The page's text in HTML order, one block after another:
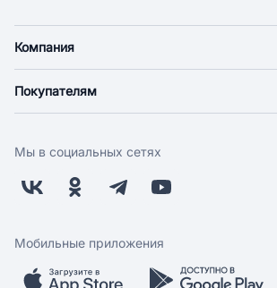
Компания
Новости
Поставщикам
Заводчикам
Обратная связь
Покупателям
Оплата
Бонусная программа
Скидки и акции
Мобильное приложение
Мы в социальных сетях
Мобильные приложения